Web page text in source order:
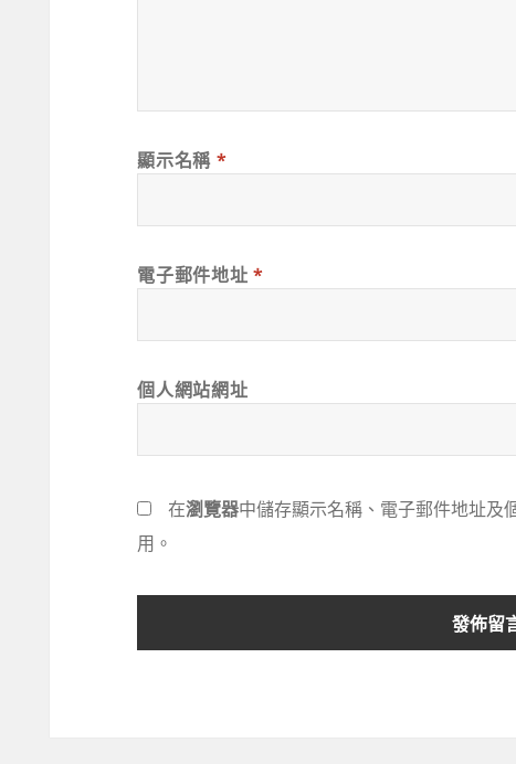
顯示名稱 *
電子郵件地址 *
個人網站網址
在瀏覽器中儲存顯示名稱、電子郵件地址及
用。